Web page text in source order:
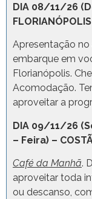
DIA 08/11/26
FLORIANÓPOLIS
Apresentação
embarque em
Florianópolis.
Acomodação.
aproveitar a
DIA 09/11/26
– Feira) –
Café da Manhã.
aproveitar toda
ou descanso,